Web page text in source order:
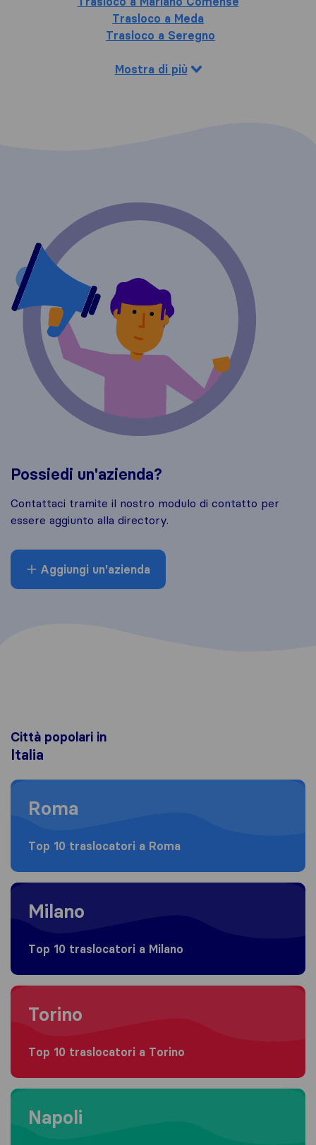
Trasloco a Meda
Trasloco a Seregno
Mostra di più
Possiedi un'azienda?
Contattaci tramite il nostro modulo di contatto per
essere aggiunto alla directory.
Aggiungi un'azienda
Città popolari in
Italia
Moving to Roma
Roma
Top 10 traslocatori a Roma
Moving to Milano
Milano
Top 10 traslocatori a Milano
Moving to Torino
Torino
Top 10 traslocatori a Torino
Moving to Napoli
Napoli